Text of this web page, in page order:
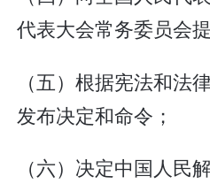
代表大会常务委员会
（五）根据宪法和法
发布决定和命令；
（六）决定中国人民